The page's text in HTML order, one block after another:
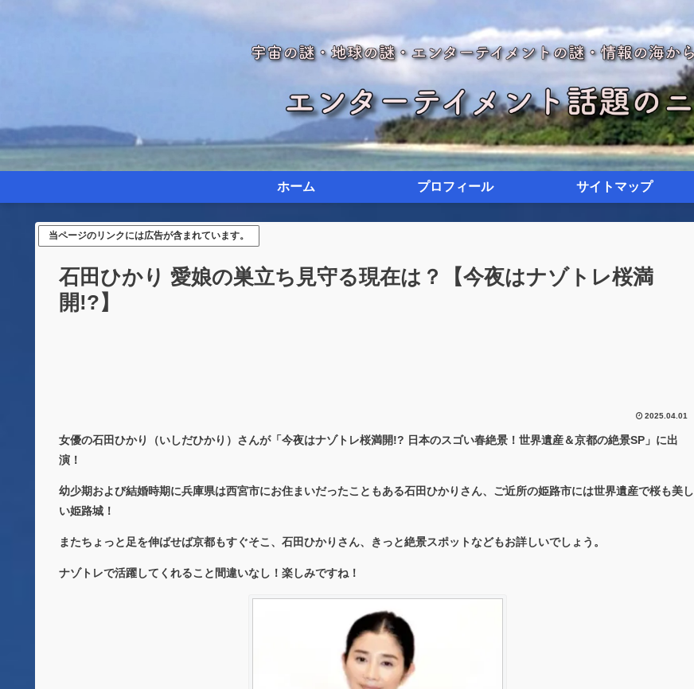
ホーム プロフィール サイトマップ
当ページのリンクには広告が含まれています。
石田ひかり 愛娘の巣立ち見守る現在は？【今夜はナゾトレ桜満
開!?】
2025.04.01
女優の石田ひかり（いしだひかり）さんが「今夜はナゾトレ桜満開!? 日本のスゴい春絶景！世界遺産＆京都の絶景SP」に出
演！
幼少期および結婚時期に兵庫県は西宮市にお住まいだったこともある石田ひかりさん、ご近所の姫路市には世界遺産で桜も美し
い姫路城！
またちょっと足を伸ばせば京都もすぐそこ、石田ひかりさん、きっと絶景スポットなどもお詳しいでしょう。
ナゾトレで活躍してくれること間違いなし！楽しみですね！